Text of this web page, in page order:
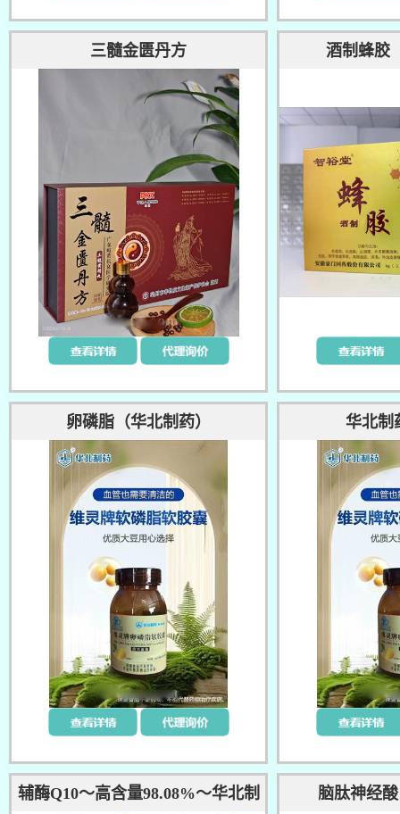
三髓金匮丹方 酒制蜂胶
卵磷脂（华北制药） 华北制
辅酶Q10～高含量98.08%～华北制
脑肽神经